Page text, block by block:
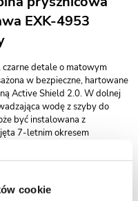
cookie
EXK-4953
detale o matowym
w bezpieczne, hartowane
Active Shield 2.0. W dolnej
wodę z szyby do
być instalowana z
7-letnim okresem
x wysokość)